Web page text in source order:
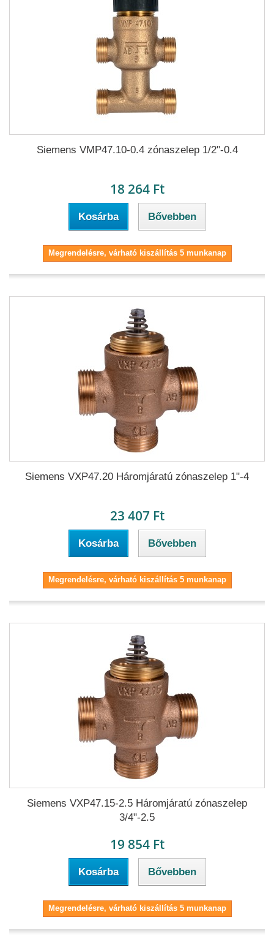
Siemens VMP47.10-0.4 zónaszelep 1/2"-0.4
18 264 Ft
Kosárba Bővebben
Megrendelésre, várható kiszállítás 5 munkanap
Siemens VXP47.20 Háromjáratú zónaszelep 1"-4
23 407 Ft
Kosárba Bővebben
Megrendelésre, várható kiszállítás 5 munkanap
Siemens VXP47.15-2.5 Háromjáratú zónaszelep
3/4"-2.5
19 854 Ft
Kosárba Bővebben
Megrendelésre, várható kiszállítás 5 munkanap